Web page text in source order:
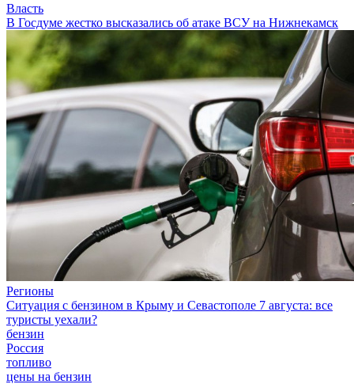
Власть
В Госдуме жестко высказались об атаке ВСУ на Нижнекамск
Регионы
Ситуация с бензином в Крыму и Севастополе 7 августа: все
туристы уехали?
бензин
Россия
топливо
цены на бензин